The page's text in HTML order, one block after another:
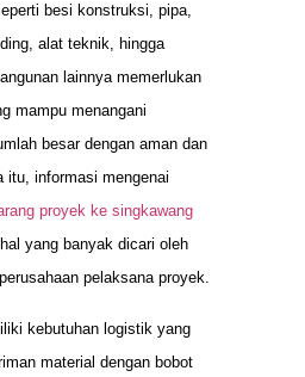
besi konstruksi, pipa,
alat teknik, hingga
lainnya memerlukan
mampu menangani
besar dengan aman dan
itu, informasi mengenai
proyek ke singkawang
yang banyak dicari oleh
pelaksana proyek.
kebutuhan logistik yang
material dengan bobot